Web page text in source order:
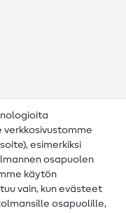
esimerkiksi
osapuolen
käytön
vain, kun evästeet
osapuolille,